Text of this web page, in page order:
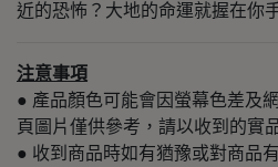
近的恐怖？大地的命運就握在你
注意事項
● 產品顏色可能會因螢幕色差及
頁圖片僅供參考，請以收到的實
● 收到商品時如有猶豫或對商品